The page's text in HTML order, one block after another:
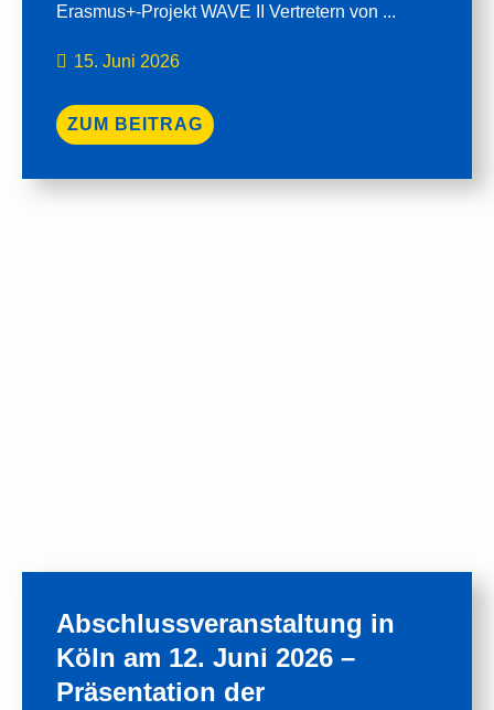
Erasmus+-Projekt WAVE II Vertretern von ...
15. Juni 2026
ZUM BEITRAG
Abschlussveranstaltung in
Köln am 12. Juni 2026 –
Präsentation der